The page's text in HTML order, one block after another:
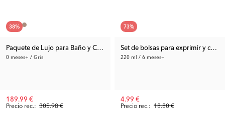
38%
Paquete de Lujo para Baño y Cambiador Gris
0 meses+ / Gris
Precio rec.: 305.98 €
189.99 €
73%
Set de bolsas para exprimir y
220 ml / 6 meses+
Precio rec.: 18.80 €
4.99 €